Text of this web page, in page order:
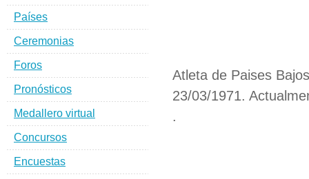
Atleta de Paises
23/03/1971.
.
Países
Ceremonias
Foros
Pronósticos
Medallero virtual
Concursos
Encuestas